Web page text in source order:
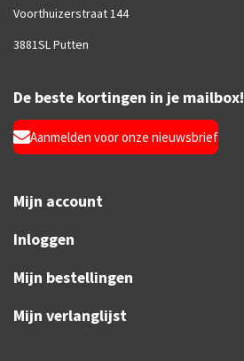
Voorthuizerstraat 144
3881SL Putten
De beste kortingen in je mailbox!
Aanmelden voor onze nieuwsbrief
Mijn account
Inloggen
Mijn bestellingen
Mijn verlanglijst